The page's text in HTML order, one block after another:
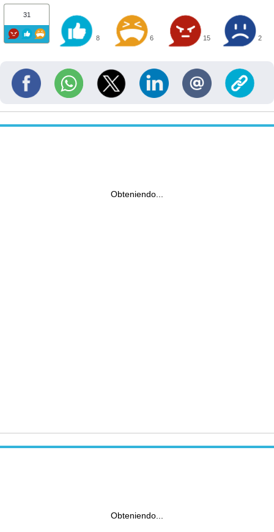
31
8 6 15 2
Obteniendo...
Obteniendo...